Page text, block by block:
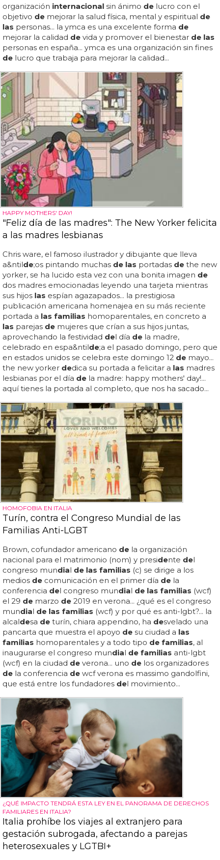
organización internacional sin ánimo de lucro con el
objetivo de mejorar la salud física, mental y espiritual de
las personas... la ymca es una excelente forma de
mejorar la calidad de vida y promover el bienestar de las
personas en españa... ymca es una organización sin fines
de lucro que trabaja para mejorar la calidad...
HAPPY MOTHERS' DAY!
"Feliz día de las madres": The New Yorker felicita
a las madres lesbianas
Chris ware, el famoso ilustrador y dibujante que lleva
a&ntilde;os pintando muchas de las portadas de the new
yorker, se ha lucido esta vez con una bonita imagen de
dos madres emocionadas leyendo una tarjeta mientras
sus hijos las espían agazapados... la prestigiosa
publicación americana homenajea en su más reciente
portada a las familias homoparentales, en concreto a
las parejas de mujeres que crían a sus hijos juntas,
aprovechando la festividad del día de la madre,
celebrado en espa&ntilde;a el pasado domingo, pero que
en estados unidos se celebra este domingo 12 de mayo...
the new yorker dedica su portada a felicitar a las madres
lesbianas por el día de la madre: happy mothers' day!...
aquí tienes la portada al completo, que nos ha sacado...
HOMOFOBIA EN ITALIA
Turín, contra el Congreso Mundial de las
Familias Anti-LGBT
Brown, cofundador americano de la organización
nacional para el matrimonio (nom) y presidente del
congreso mundial de las familias (c) se dirige a los
medios de comunicación en el primer día de la
conferencia del congreso mundial de las familias (wcf)
el 29 de marzo de 2019 en verona... ¿qué es el congreso
mundial de las familias (wcf) y por qué es anti-lgbt?... la
alcaldesa de turín, chiara appendino, ha desvelado una
pancarta que muestra el apoyo de su ciudad a las
familias homoparentales y a todo tipo de familias, al
inaugurarse el congreso mundial de familias anti-lgbt
(wcf) en la ciudad de verona... uno de los organizadores
de la conferencia de wcf verona es massimo gandolfini,
que está entre los fundadores del movimiento...
¿QUÉ IMPACTO TENDRÁ ESTA LEY EN EL PANORAMA DE DERECHOS
FAMILIARES EN ITALIA?
Italia prohíbe los viajes al extranjero para
gestación subrogada, afectando a parejas
heterosexuales y LGTBI+